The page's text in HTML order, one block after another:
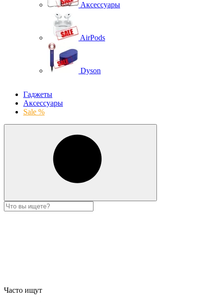
Аксессуары
AirPods
Dyson
Гаджеты
Аксессуары
Sale %
Часто ищут